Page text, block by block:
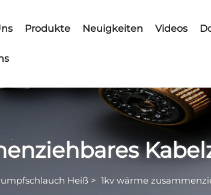
Produkte Neuigkeiten Videos
Heiß > 1kv wärme